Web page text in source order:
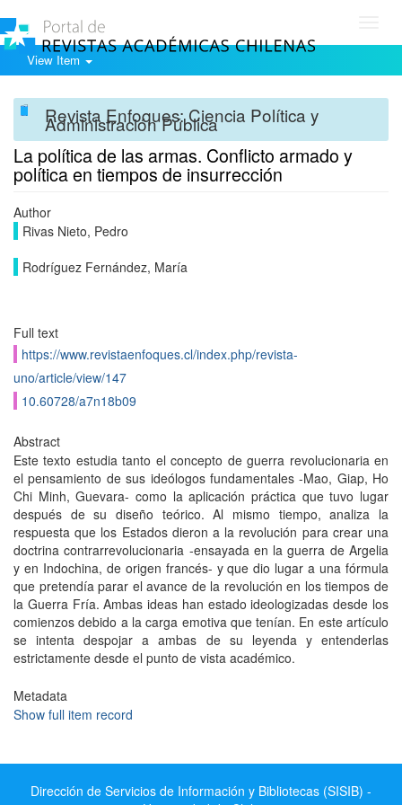
View Item
Revista Enfoques: Ciencia Política y
Administración Pública
La política de las armas. Conflicto armado y
política en tiempos de insurrección
Author
Rivas Nieto, Pedro
Rodríguez Fernández, María
Full text
https://www.revistaenfoques.cl/index.php/revista-
uno/article/view/147
10.60728/a7n18b09
Abstract
Este texto estudia tanto el concepto de guerra revolucionaria en
el pensamiento de sus ideólogos fundamentales -Mao, Giap, Ho
Chi Minh, Guevara- como la aplicación práctica que tuvo lugar
después de su diseño teórico. Al mismo tiempo, analiza la
respuesta que los Estados dieron a la revolución para crear una
doctrina contrarrevolucionaria -ensayada en la guerra de Argelia
y en Indochina, de origen francés- y que dio lugar a una fórmula
que pretendía parar el avance de la revolución en los tiempos de
la Guerra Fría. Ambas ideas han estado ideologizadas desde los
comienzos debido a la carga emotiva que tenían. En este artículo
se intenta despojar a ambas de su leyenda y entenderlas
estrictamente desde el punto de vista académico.
Metadata
Show full item record
Dirección de Servicios de Información y Bibliotecas (SISIB) -